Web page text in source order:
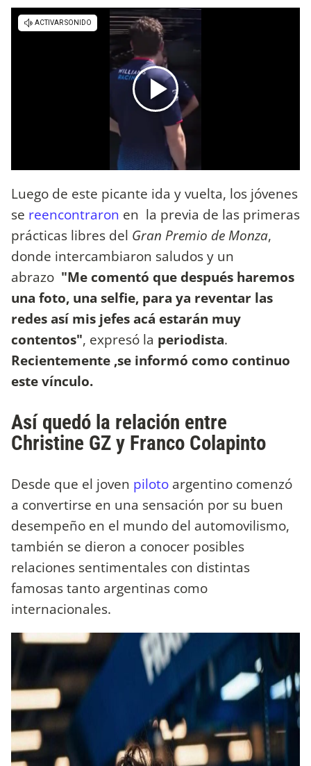
Luego de este picante ida y vuelta, los jóvenes
se reencontraron en la previa de las primeras
prácticas libres del Gran Premio de Monza,
donde intercambiaron saludos y un
abrazo "Me comentó que después haremos
una foto, una selfie, para ya reventar las
redes así mis jefes acá estarán muy
contentos", expresó la periodista.
Recientemente ,se informó como continuo
este vínculo.
Así quedó la relación entre
Christine GZ y Franco Colapinto
Desde que el joven piloto argentino comenzó
a convertirse en una sensación por su buen
desempeño en el mundo del automovilismo,
también se dieron a conocer posibles
relaciones sentimentales con distintas
famosas tanto argentinas como
internacionales.